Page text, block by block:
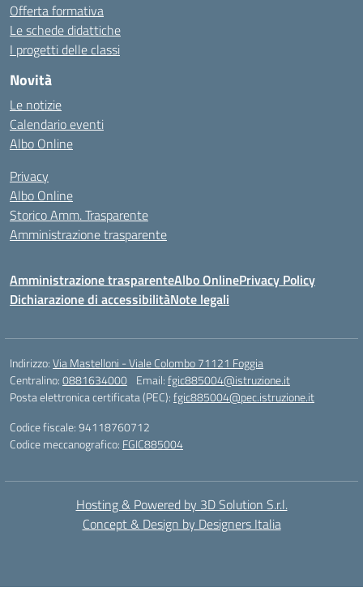
Offerta formativa
Le schede didattiche
I progetti delle classi
Novità
Le notizie
Calendario eventi
Albo Online
Privacy
Albo Online
Storico Amm. Trasparente
Amministrazione trasparente
Amministrazione trasparenteAlbo OnlinePrivacy Policy
Dichiarazione di accessibilitàNote legali
Indirizzo:Via Mastelloni - Viale Colombo 71121 Foggia
Centralino:0881634000 Email:fgic885004@istruzione.it
Posta elettronica certificata (PEC):fgic885004@pec.istruzione.it
Codice fiscale: 94118760712
Codice meccanografico: FGIC885004
Hosting & Powered by 3D Solution S.r.l.
Concept & Design by Designers Italia